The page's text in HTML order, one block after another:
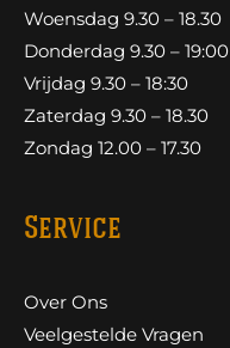
Woensdag 9.30 – 18.30
Donderdag 9.30 – 19:00
Vrijdag 9.30 – 18:30
Zaterdag 9.30 – 18.30
Zondag 12.00 – 17.30
Service
Over Ons
Veelgestelde Vragen